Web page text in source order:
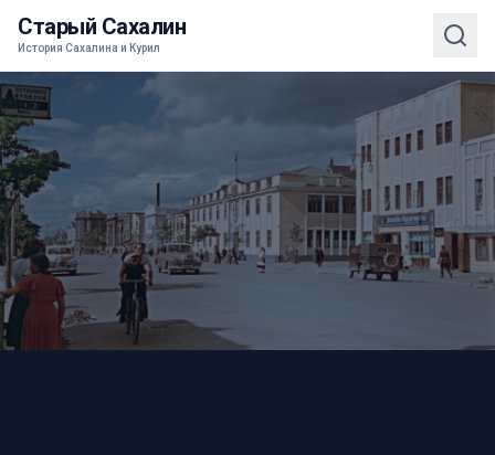
Старый Сахалин
История Сахалина и Курил